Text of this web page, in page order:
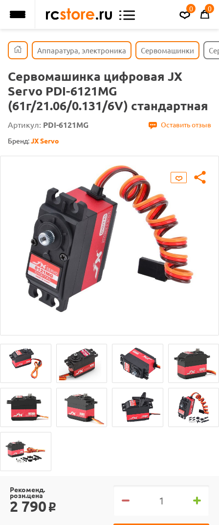
0 0
Аппаратура, электроника Сервомашинки
Сервомашинка цифровая JX
Servo PDI-6121MG
(61г/21.06/0.131/6V) стандартная
Артикул: PDI-6121MG
Оставить отзыв
Бренд:JX Servo
Рекоменд.
розн.цена
2 790 o